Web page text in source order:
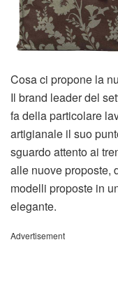
Cosa ci propone la
Il brand leader del
fa della particolare
artigianale il suo
sguardo attento ai
alle nuove proposte,
modelli proposte in
elegante.
Advertisement